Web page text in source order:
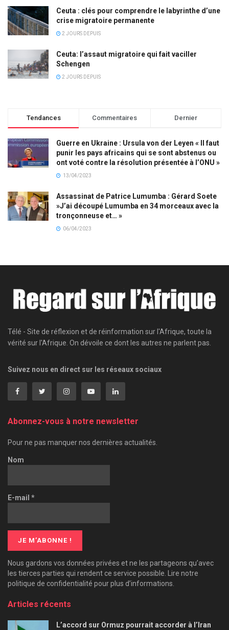
Ceuta : clés pour comprendre le labyrinthe d’une
crise migratoire permanente
2 JOURS DEPUIS
Ceuta: l’assaut migratoire qui fait vaciller
Schengen
2 JOURS DEPUIS
Tendances Commentaires Dernier
Guerre en Ukraine : Ursula von der Leyen « Il faut
punir les pays africains qui se sont abstenus ou
ont voté contre la résolution présentée à l’ONU »
13/04/2023
Assassinat de Patrice Lumumba : Gérard Soete
»J’ai découpé Lumumba en 34 morceaux avec la
tronçonneuse et… »
06/04/2023
Télé - Site de réflexion et de réinformation sur l'Afrique, toute la
vérité sur l'Afrique. On dévoile ce dont les autres ne parlent pas.
Suivez nous en direct sur les réseaux sociaux
Abonnez-vous à notre newsletter
Pour ne pas manquer nos dernières actualités.
Nom
E-mail *
Nous gardons vos données privées et ne les partageons qu’avec
les tierces parties qui rendent ce service possible. Lire notre
politique de confidentialité pour plus d’informations.
Articles récents
L’accord sur Ormuz pourrait accorder à l’Iran